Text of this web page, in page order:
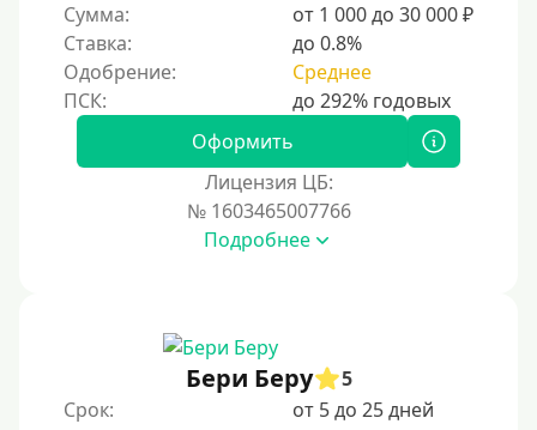
С 22 лет
С 23 лет
С 25 лет
Категории заемщиков
Несовершеннолетним
Без прописки
Сумма:
от 1 000 до 30 000 ₽
Ставка:
до 0.8%
Одобрение:
Среднее
Оформить
Лицензия ЦБ:
№ 1603465007766
Подробнее
Бери Беру
5
Срок:
от 5 до 25 дней